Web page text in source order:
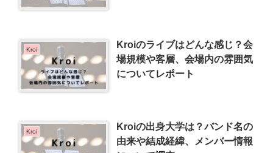
Kroi
Kroiのライブはどんな感じ？会
場規模や客層、会場内の雰囲気
についてレポート
Kroi
Kroiの出身大学は？バンド名の
由来や結成経緯、メンバー情報